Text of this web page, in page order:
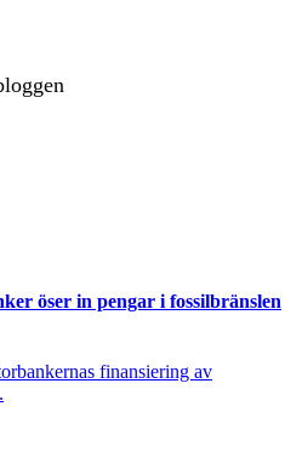
öser in pengar i fossilbränslen
finansiering av